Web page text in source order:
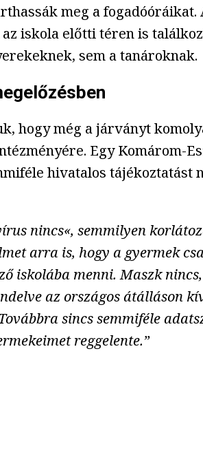
meg a
iskola előtti téren is
sem a tanároknak.
hogy még a járványt
Egy Komárom-
hivatalos
nincs«, semmilyen
arra is, hogy a gyermek
iskolába menni. Maszk
az országos átálláson
sincs semmiféle
reggelente.”